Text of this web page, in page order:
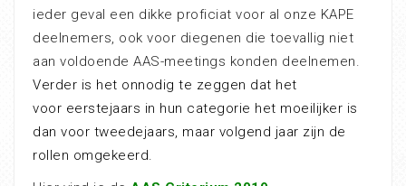
ieder geval een dikke proficiat voor al onze KAPE
deelnemers, ook voor diegenen die toevallig niet
aan voldoende AAS-meetings konden deelnemen.
Verder is het onnodig te zeggen dat het
voor eerstejaars in hun categorie het moeilijker is
dan voor tweedejaars, maar volgend jaar zijn de
rollen omgekeerd.